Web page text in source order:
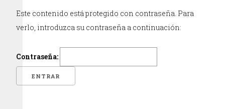
Este contenido está protegido con contraseña. Para
verlo, introduzca su contraseña a continuación:
Contraseña: